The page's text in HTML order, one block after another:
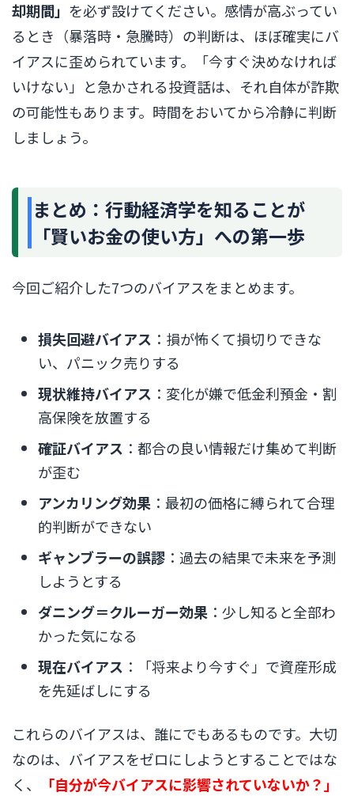
却期間」 を必ず設けてください。感情が高ぶってい
るとき（暴落時・急騰時）の判断は、ほぼ確実にバ
イアスに歪められています。「今すぐ決めなければ
いけない」と急かされる投資話は、それ自体が詐欺
の可能性もあります。時間をおいてから冷静に判断
しましょう。
まとめ：行動経済学を知ることが
「賢いお金の使い方」への第一歩
今回ご紹介した7つのバイアスをまとめます。
損失回避バイアス ：損が怖くて損切りできな
い、パニック売りする
現状維持バイアス ：変化が嫌で低金利預金・割
高保険を放置する
確証バイアス ：都合の良い情報だけ集めて判断
が歪む
アンカリング効果 ：最初の価格に縛られて合理
的判断ができない
ギャンブラーの誤謬 ：過去の結果で未来を予測
しようとする
ダニング＝クルーガー効果 ：少し知ると全部わ
かった気になる
現在バイアス ：「将来より今すぐ」で資産形成
を先延ばしにする
これらのバイアスは、誰にでもあるものです。大切
なのは、バイアスをゼロにしようとすることではな
く、
「自分が今バイアスに影響されていないか？」